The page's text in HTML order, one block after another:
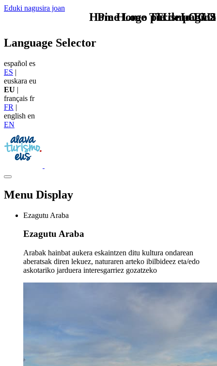
Eduki nagusira joan
TU - LOGO
Language Selector
español es
ES |
euskara eu
EU |
français fr
FR |
english en
EN
Menu Display
Ezagutu Araba
Ezagutu Araba
Arabak hainbat aukera eskaintzen ditu kultura ondarean
aberatsak diren lekuez, naturaren arteko ibilbideez eta/edo
askotariko jarduera interesgarriez gozatzeko
Home Logo pie de página
Pie Home Turismo EUS